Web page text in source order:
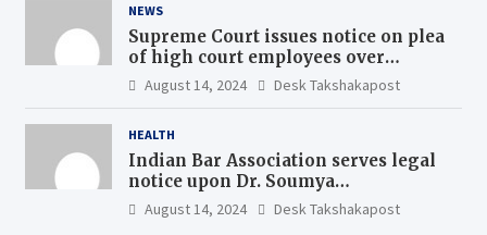
NEWS
Supreme Court issues notice on plea
of high court employees over
uniform pay scales
August 14, 2024 Desk Takshakapost
HEALTH
Indian Bar Association serves legal
notice upon Dr. Soumya
Swaminathan, the Chief Scientist,
WHO
August 14, 2024 Desk Takshakapost